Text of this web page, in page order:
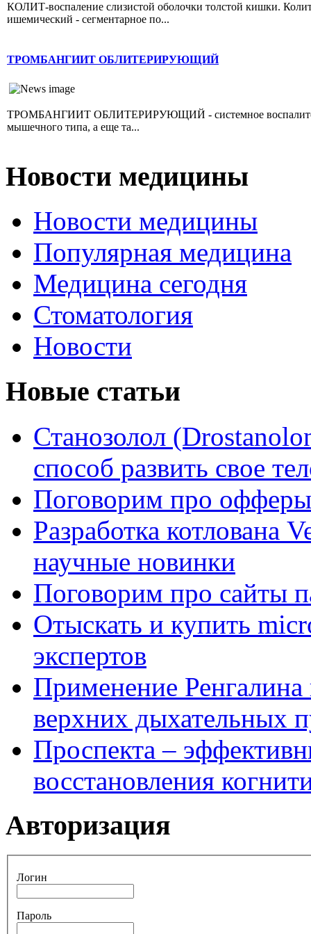
КОЛИТ-воспаление слизистой оболочки толстой кишки.
ишемический - сегментарное по...
ТРОМБАНГИИТ ОБЛИТЕРИРУЮЩИЙ
ТРОМБАНГИИТ ОБЛИТЕРИРУЮЩИЙ - системное
мышечного типа, а еще та...
Новости медицины
Новости медицины
Популярная медицина
Медицина сегодня
Стоматология
Новости
Новые статьи
Станозолол
способ развить свое
Поговорим про
Разработка котлована
научные новинки
Поговорим про сайты
Отыскать и купить
экспертов
Применение Ренгалина
верхних дыхательных
Проспекта –
восстановления
Авторизация
Логин
Пароль